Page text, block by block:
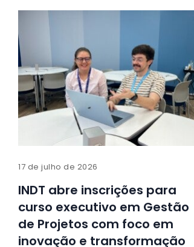
17 de julho de 2026
INDT abre inscrições para
curso executivo em Gestão
de Projetos com foco em
inovação e transformação